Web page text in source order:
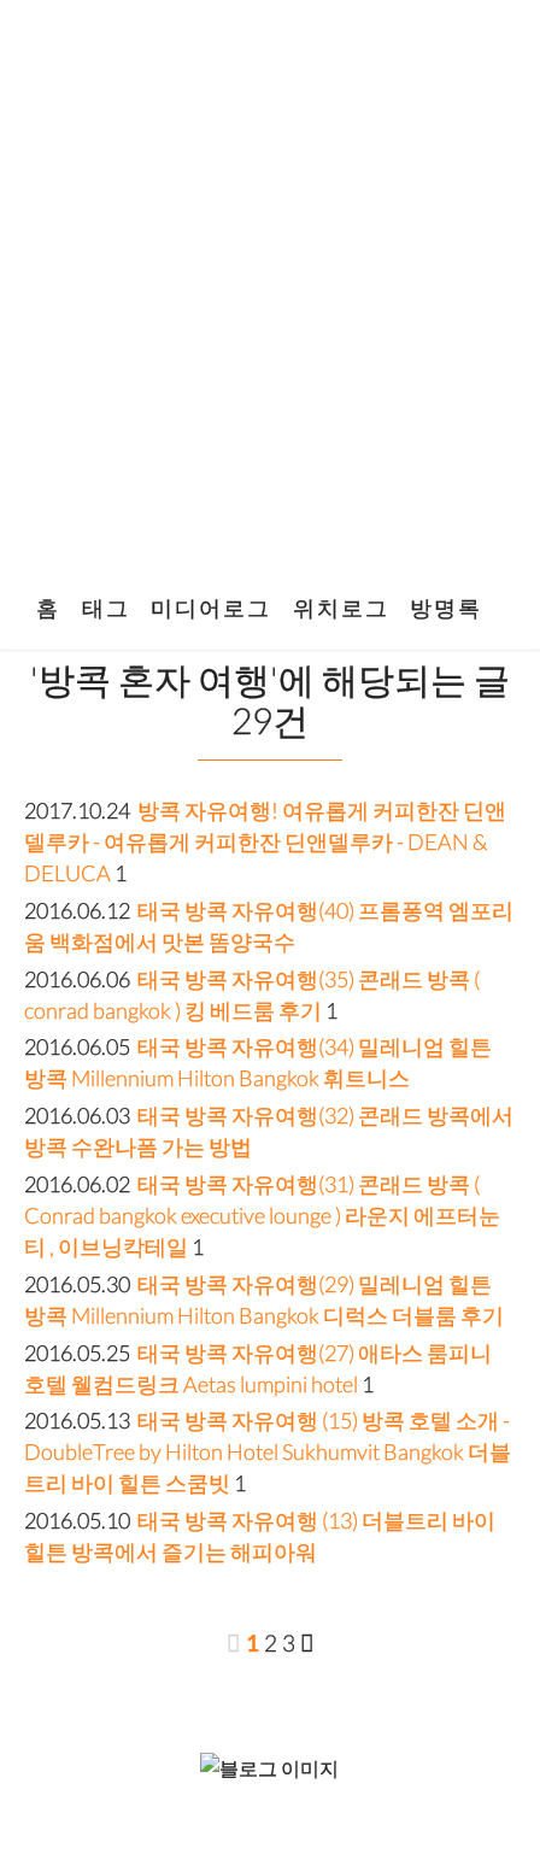
홈 태그 미디어로그 위치로그 방명록
'방콕 혼자 여행'에 해당되는 글
29건
2017.10.24 방콕 자유여행! 여유롭게 커피한잔 딘앤
델루카 - 여유롭게 커피한잔 딘앤델루카 - DEAN &
DELUCA 1
2016.06.12 태국 방콕 자유여행(40) 프롬퐁역 엠포리
움 백화점에서 맛본 똠양국수
2016.06.06 태국 방콕 자유여행(35) 콘래드 방콕 (
conrad bangkok ) 킹 베드룸 후기 1
2016.06.05 태국 방콕 자유여행(34) 밀레니엄 힐튼
방콕 Millennium Hilton Bangkok 휘트니스
2016.06.03 태국 방콕 자유여행(32) 콘래드 방콕에서
방콕 수완나폼 가는 방법
2016.06.02 태국 방콕 자유여행(31) 콘래드 방콕 (
Conrad bangkok executive lounge ) 라운지 에프터눈
티 , 이브닝칵테일 1
2016.05.30 태국 방콕 자유여행(29) 밀레니엄 힐튼
방콕 Millennium Hilton Bangkok 디럭스 더블룸 후기
2016.05.25 태국 방콕 자유여행(27) 애타스 룸피니
호텔 웰컴드링크 Aetas lumpini hotel 1
2016.05.13 태국 방콕 자유여행 (15) 방콕 호텔 소개 -
DoubleTree by Hilton Hotel Sukhumvit Bangkok 더블
트리 바이 힐튼 스쿰빗 1
2016.05.10 태국 방콕 자유여행 (13) 더블트리 바이
힐튼 방콕에서 즐기는 해피아워
1 2 3